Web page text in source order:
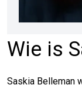
Wie is
Saskia Belleman